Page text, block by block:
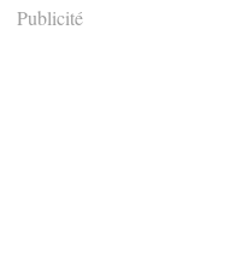
Publicité